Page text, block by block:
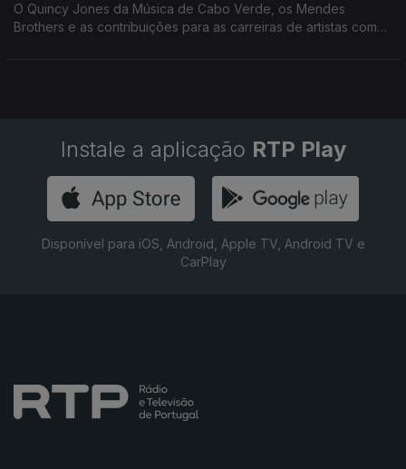
O Quincy Jones da Música de Cabo Verde, os Mendes
Brothers e as contribuições para as carreiras de artistas como
Instale a aplicação RTP Play
Disponível para iOS, Android, Apple TV, Android TV e
CarPlay